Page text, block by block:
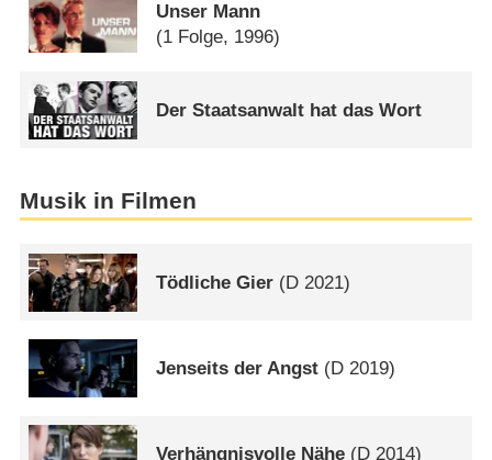
Unser Mann
(1 Folge, 1996)
Der Staatsanwalt hat das Wort
Musik in Filmen
Tödliche Gier (D 2021)
Jenseits der Angst (D 2019)
Verhängnisvolle Nähe (D 2014)